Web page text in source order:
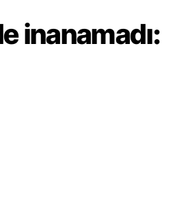
inanamadı: